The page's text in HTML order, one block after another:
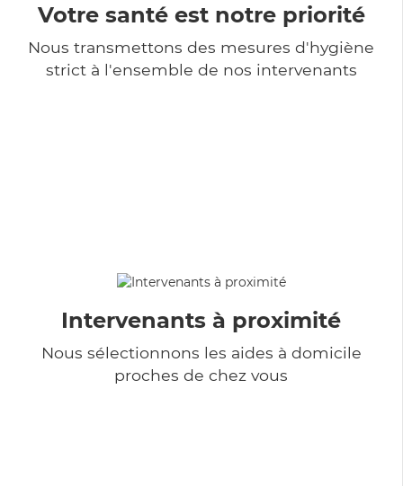
Votre santé est notre priorité
Nous transmettons des mesures d'hygiène
strict à l'ensemble de nos intervenants
Intervenants à proximité
Nous sélectionnons les aides à domicile
proches de chez vous